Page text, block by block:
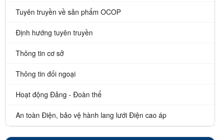
Tuyên truyền về sản phẩm OCOP
Định hướng tuyên truyền
Thông tin cơ sở
Thông tin đối ngoại
Hoạt động Đảng - Đoàn thể
An toàn Điện, bảo vệ hành lang lưới Điện cao áp